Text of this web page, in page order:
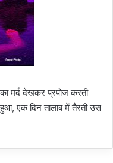
मर्द देखकर प्रपोज करती
एक दिन तालाब में तैरती उस